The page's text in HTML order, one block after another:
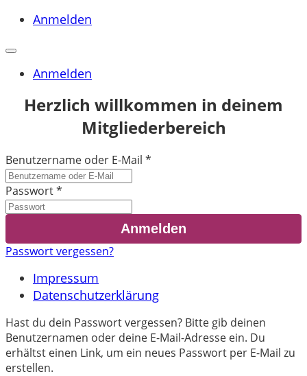
Anmelden
Anmelden
Herzlich willkommen in deinem
Mitgliederbereich
Benutzername oder E-Mail *
Passwort*
Passwort vergessen?
Impressum
Datenschutzerklärung
Hast du dein Passwort vergessen? Bitte gib deinen
Benutzernamen oder deine E-Mail-Adresse ein. Du
erhältst einen Link, um ein neues Passwort per E-Mail zu
erstellen.